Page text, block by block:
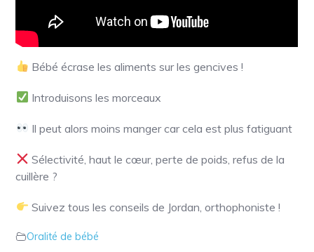
Bébé écrase les aliments sur les gencives !
Introduisons les morceaux
Il peut alors moins manger car cela est plus fatiguant
Sélectivité, haut le cœur, perte de poids, refus de la
cuillère ?
Suivez tous les conseils de Jordan, orthophoniste !
Oralité de bébé